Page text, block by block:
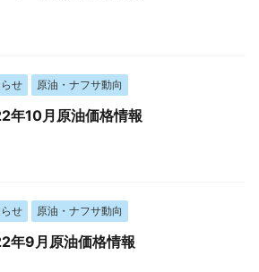
せ 原油・ナフサ動向
年10月原油価格情報
せ 原油・ナフサ動向
年9月原油価格情報